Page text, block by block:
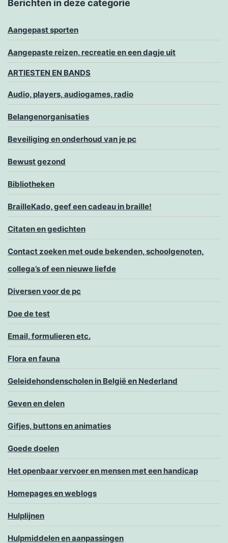
Berichten in deze categorie
Aangepast sporten
Aangepaste reizen, recreatie en een dagje uit
ARTIESTEN EN BANDS
Audio, players, audiogames, radio
Belangenorganisaties
Beveiliging en onderhoud van je pc
Bewust gezond
Bibliotheken
BrailleKado, geef een cadeau in braille!
Citaten en gedichten
Contact zoeken met oude bekenden, schoolgenoten,
collega’s of een nieuwe liefde
Diversen voor de pc
Doe de test
Email, formulieren etc.
Flora en fauna
Geleidehondenscholen in België en Nederland
Geven en delen
Gifjes, buttons en animaties
Goede doelen
Het openbaar vervoer en mensen met een handicap
Homepages en weblogs
Hulplijnen
Hulpmiddelen en aanpassingen